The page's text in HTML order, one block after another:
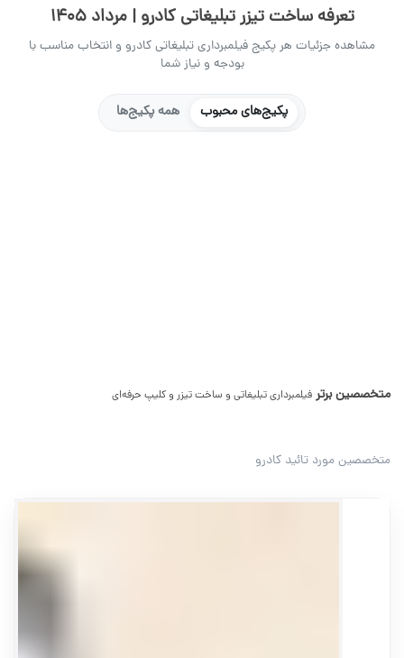
تعرفه ساخت تیزر تبلیغاتی کادرو | مرداد 1405
مشاهده جزئیات هر پکیج فیلمبرداری تبلیغاتی کادرو و انتخاب مناسب با
بودجه و نیاز شما
پکیج‌های محبوب همه پکیج‌ها
متخصصین برتر فیلمبرداری تبلیغاتی و ساخت تیزر و کلیپ حرفه‌ای
متخصصین مورد تائید کادرو